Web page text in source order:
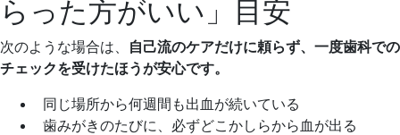
らった方がいい」目安
次のような場合は、 自己流のケアだけに頼らず、一度歯科での
チェックを受けたほうが安心です。
同じ場所から何週間も出血が続いている
歯みがきのたびに、必ずどこかしらから血が出る